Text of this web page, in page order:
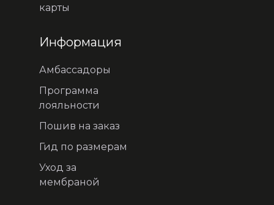
карты
Информация
Амбассадоры
Программа
лояльности
Пошив на заказ
Гид по размерам
Уход за
мембраной